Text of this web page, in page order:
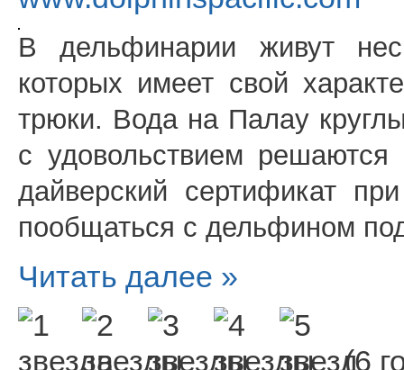
В дельфинарии живут
которых имеет свой
трюки. Вода на Палау
с удовольствием
дайверский сертификат
пообщаться с дельфином
Читать далее »
(6